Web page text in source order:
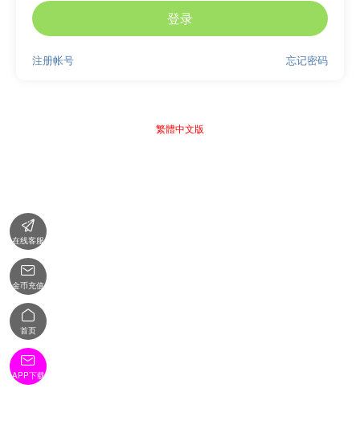
登录
忘记密码
注册帐号
繁體中文版

在线客服

金币充值

首页

APP下载